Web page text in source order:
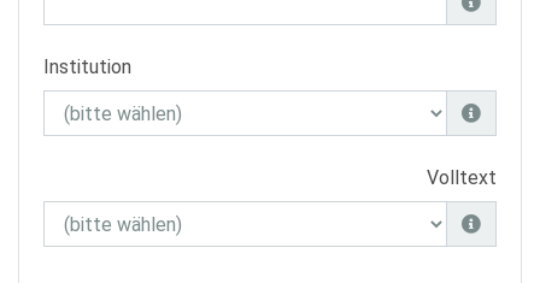
Institution
Volltext